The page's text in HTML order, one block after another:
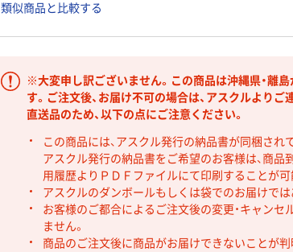
類似商品と比較する
※大変申し訳ございません。この商品は沖縄県・離
す。ご注文後、お届け不可の場合は、アスクルよりご
直送品のため、以下の点にご注意ください。
この商品には、アスクル発行の納品書が同梱され
アスクル発行の納品書をご希望のお客様は、商品
用履歴よりＰＤＦファイルにて印刷することが可
アスクルのダンボールもしくは袋でのお届けでは
お客様のご都合によるご注文後の変更・キャンセ
ません。
商品のご注文後に商品がお届けできないことが判